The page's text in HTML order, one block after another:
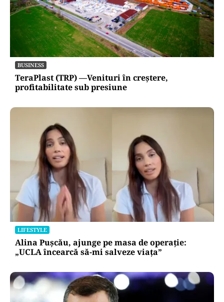
BUSINESS
TeraPlast (TRP) —Venituri în creștere,
profitabilitate sub presiune
LIFESTYLE
Alina Pușcău, ajunge pe masa de operație:
„UCLA încearcă să-mi salveze viața”